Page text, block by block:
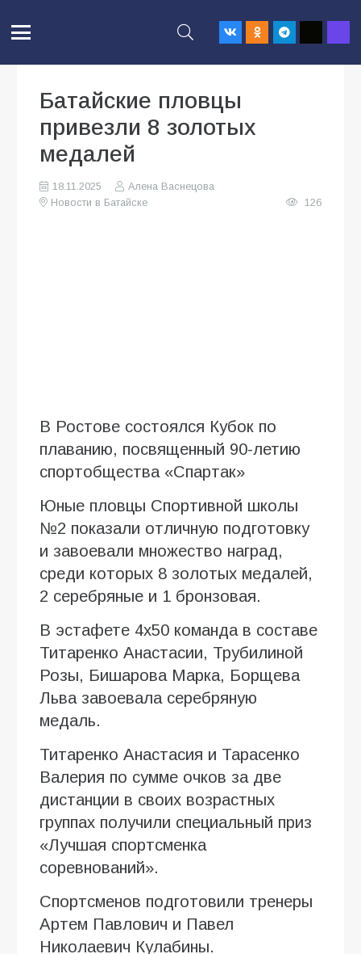
Батайские пловцы
привезли 8 золотых
медалей
18.11.2025
Алена Васнецова
Новости в Батайске
126
В Ростове состоялся Кубок по
плаванию, посвященный 90-летию
спортобщества «Спартак»
Юные пловцы Спортивной школы
№2 показали отличную подготовку
и завоевали множество наград,
среди которых 8 золотых медалей,
2 серебряные и 1 бронзовая.
В эстафете 4х50 команда в составе
Титаренко Анастасии, Трубилиной
Розы, Бишарова Марка, Борщева
Льва завоевала серебряную
медаль.
Титаренко Анастасия и Тарасенко
Валерия по сумме очков за две
дистанции в своих возрастных
группах получили специальный приз
«Лучшая спортсменка
соревнований».
Спортсменов подготовили тренеры
Артем Павлович и Павел
Николаевич Кулабины.